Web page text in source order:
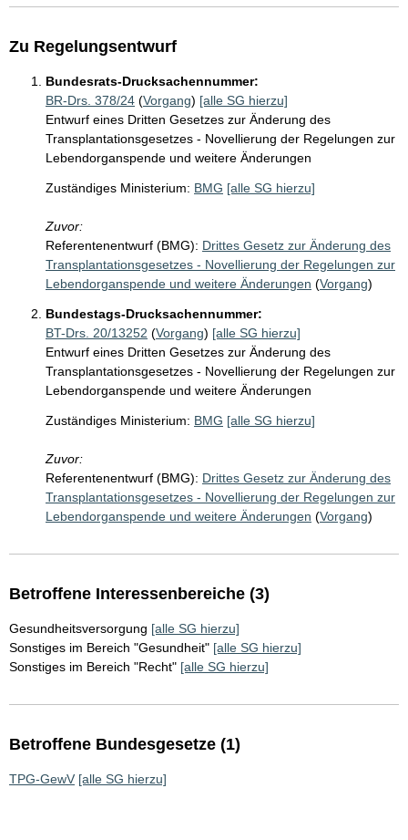
Zu Regelungsentwurf
Bundesrats-Drucksachennummer:
BR-Drs. 378/24 (Vorgang) [alle SG hierzu]
Entwurf eines Dritten Gesetzes zur Änderung des
Transplantationsgesetzes - Novellierung der Regelungen zur
Lebendorganspende und weitere Änderungen
Zuständiges Ministerium: BMG [alle SG hierzu]
Zuvor:
Referentenentwurf (BMG): Drittes Gesetz zur Änderung des
Transplantationsgesetzes - Novellierung der Regelungen zur
Lebendorganspende und weitere Änderungen (Vorgang)
Bundestags-Drucksachennummer:
BT-Drs. 20/13252 (Vorgang) [alle SG hierzu]
Entwurf eines Dritten Gesetzes zur Änderung des
Transplantationsgesetzes - Novellierung der Regelungen zur
Lebendorganspende und weitere Änderungen
Zuständiges Ministerium: BMG [alle SG hierzu]
Zuvor:
Referentenentwurf (BMG): Drittes Gesetz zur Änderung des
Transplantationsgesetzes - Novellierung der Regelungen zur
Lebendorganspende und weitere Änderungen (Vorgang)
Betroffene Interessenbereiche (3)
Gesundheitsversorgung [alle SG hierzu]
Sonstiges im Bereich "Gesundheit" [alle SG hierzu]
Sonstiges im Bereich "Recht" [alle SG hierzu]
Betroffene Bundesgesetze (1)
TPG-GewV [alle SG hierzu]